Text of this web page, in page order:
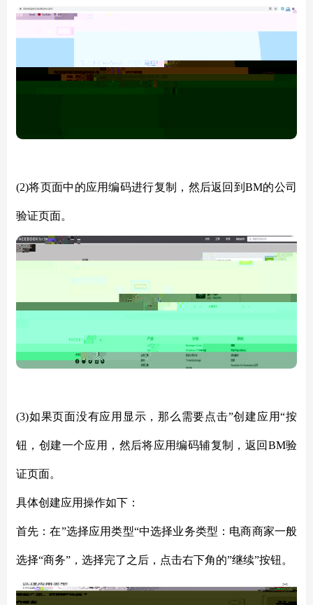
(2)将页面中的应用编码进行复制，然后返回到BM的公司
验证页面。
(3)如果页面没有应用显示，那么需要点击”创建应用“按
钮，创建一个应用，然后将应用编码辅复制，返回BM验
证页面。
具体创建应用操作如下：
首先：在”选择应用类型“中选择业务类型：电商商家一般
选择“商务”，选择完了之后，点击右下角的”继续”按钮。